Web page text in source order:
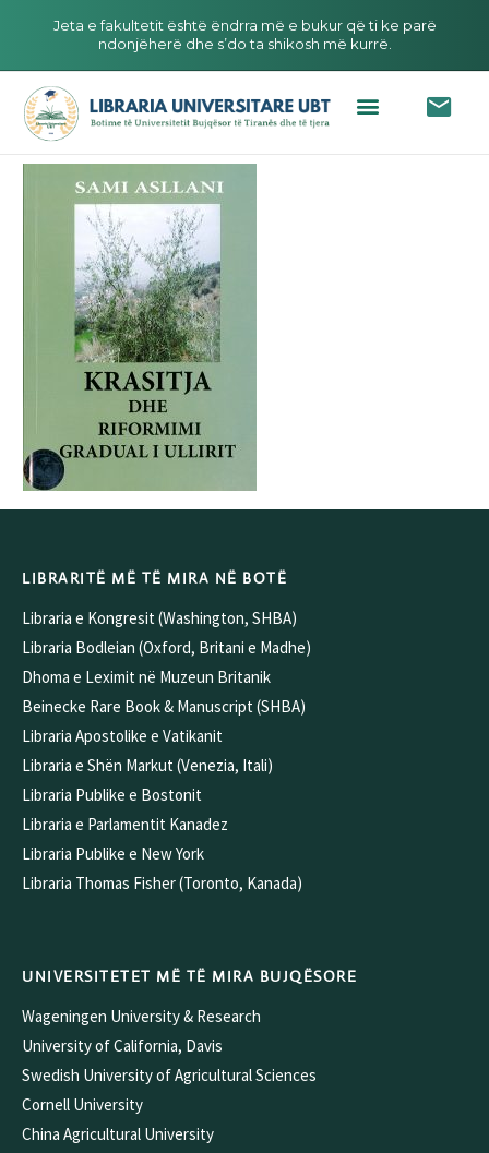
Jeta e fakultetit është ëndrra më e bukur që ti ke parë
ndonjëherë dhe s’do ta shikosh më kurrë.
LIBRARITË MË TË MIRA NË BOTË
Libraria e Kongresit (Washington, SHBA)
Libraria Bodleian (Oxford, Britani e Madhe)
Dhoma e Leximit në Muzeun Britanik
Beinecke Rare Book & Manuscript (SHBA)
Libraria Apostolike e Vatikanit
Libraria e Shën Markut (Venezia, Itali)
Libraria Publike e Bostonit
Libraria e Parlamentit Kanadez
Libraria Publike e New York
Libraria Thomas Fisher (Toronto, Kanada)
UNIVERSITETET MË TË MIRA BUJQËSORE
Wageningen University & Research
University of California, Davis
Swedish University of Agricultural Sciences
Cornell University
China Agricultural University